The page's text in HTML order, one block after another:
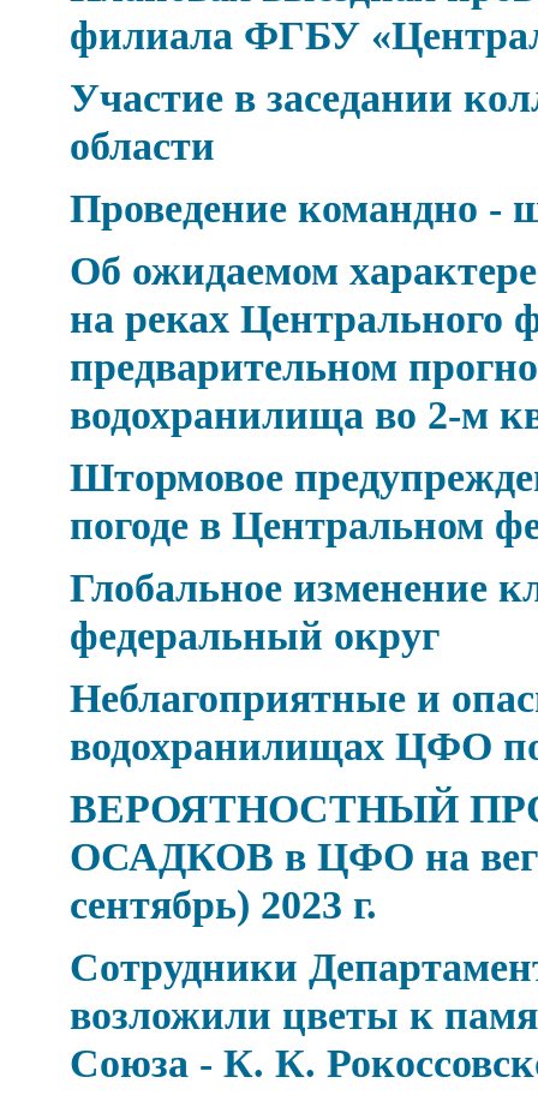
филиала ФГБУ
Участие в заседании
области
Проведение командно -
Об ожидаемом характере
на реках Центрального
предварительном
водохранилища во 2-м
Штормовое
погоде в Центральном
Глобальное изменение
федеральный округ
Неблагоприятные и
водохранилищах ЦФО по
ВЕРОЯТНОСТНЫЙ
ОСАДКОВ в ЦФО на
сентябрь) 2023 г.
Сотрудники
возложили цветы к
Союза - К. К.